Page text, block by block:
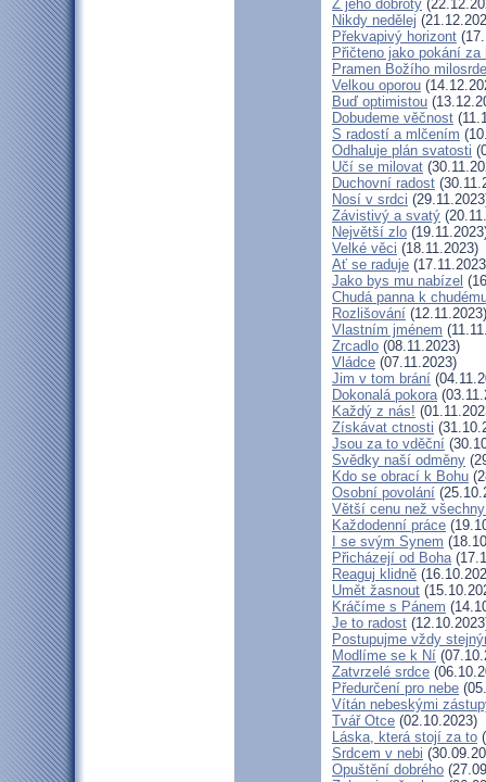
Z jeho dobroty
Nikdy nedělej
Překvapivý horizont
Přičteno jako pokání za
Pramen Božího
Velkou oporou
Buď optimistou
Dobudeme věčnost
S radostí a mlčením
Odhaluje plán svatosti
Učí se milovat
Duchovní radost
Nosí v srdci
Závistivý a svatý
Největší zlo
Velké věci (18.11.2023)
Ať se raduje
Jako bys mu nabízel
Chudá panna k
Rozlišování (12.11.2023)
Vlastním jménem
Zrcadlo (08.11.2023)
Vládce (07.11.2023)
Jim v tom brání
Dokonalá pokora
Každý z nás!
Získávat ctnosti
Jsou za to vděční
Svědky naší odměny
Kdo se obrací k Bohu
Osobní povolání
Větší cenu než
Každodenní práce
I se svým Synem
Přicházejí od Boha
Reaguj klidně
Umět žasnout
Kráčíme s Pánem
Je to radost
Postupujme vždy
Modlíme se k Ní
Zatvrzelé srdce
Předurčení pro nebe
Vítán nebeskými
Tvář Otce (02.10.2023)
Láska, která stojí za to
Srdcem v nebi
Opuštění dobrého